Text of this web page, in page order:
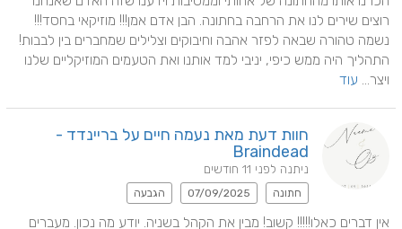
נשמה טהורה שבאה לפזר אהבה וחיבוקים וצלילים שמחברים בין לבבות!
ויצר... עוד
חוות דעת מאת נעמה חיים על בריינדד -
Braindead
ניתנה לפני 11 חודשים
חתונה 07/09/2025 הגבעה